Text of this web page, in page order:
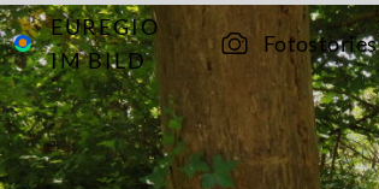
EUREGIO
IM BILD
Fotostories
Archiv
15435
Der
Schlossgarten
von Oud-
Valkenburg